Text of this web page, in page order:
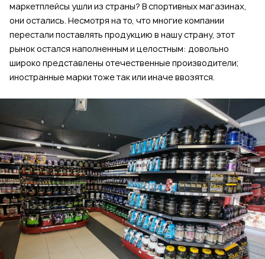
маркетплейсы ушли из страны? В спортивных магазинах,
они остались. Несмотря на то, что многие компании
перестали поставлять продукцию в нашу страну, этот
рынок остался наполненным и целостным: довольно
широко представлены отечественные производители;
иностранные марки тоже так или иначе ввозятся.